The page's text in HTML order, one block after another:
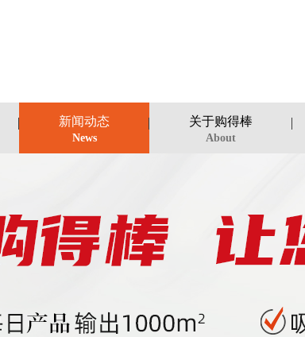
新闻动态
News
关于购得棒
About